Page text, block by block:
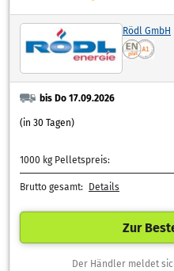
Rödl GmbH
bis Do 17.09.2026
(in 30 Tagen)
1000 kg Pelletspreis:
Brutto gesamt: Details
Zur
Der Händler meldet